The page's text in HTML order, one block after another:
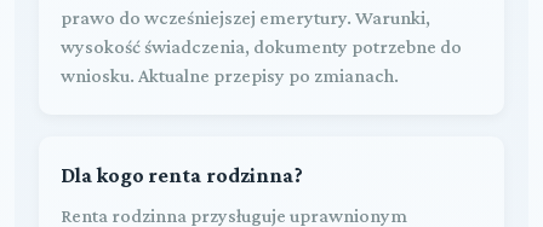
prawo do wcześniejszej emerytury. Warunki,
wysokość świadczenia, dokumenty potrzebne do
wniosku. Aktualne przepisy po zmianach.
Dla kogo renta rodzinna?
Renta rodzinna przysługuje uprawnionym